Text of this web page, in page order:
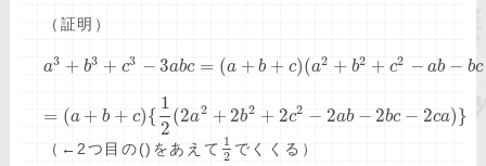
（証明）
a3 + b3 + c3 − 3abc = (a + b + c)(a2 + b2 + c2 − ab − bc
= (a + b + c){
1
2
(2a2 + 2b2 + 2c2 − 2ab − 2bc − 2ca)}
（←2つ目の()をあえて 1
2 でくくる）